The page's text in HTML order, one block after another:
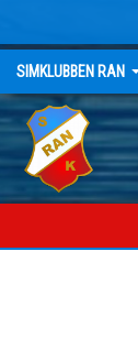
SIMKLUBBEN RAN